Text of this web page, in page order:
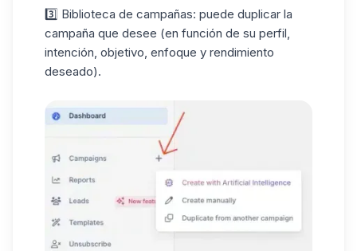
3️⃣ Biblioteca de campañas: puede duplicar la
campaña que desee (en función de su perfil,
intención, objetivo, enfoque y rendimiento
deseado).